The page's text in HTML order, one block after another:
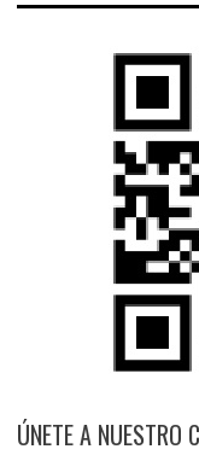
ÚNETE A NUESTRO